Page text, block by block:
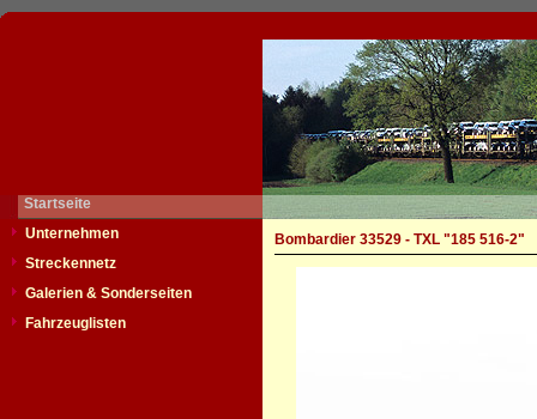
Startseite
Unternehmen
Streckennetz
Galerien & Sonderseiten
Fahrzeuglisten
Bombardier 33529 - TXL "185 516-2"